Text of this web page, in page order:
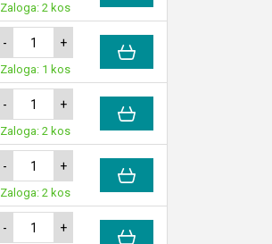
Zaloga: 2 kos
- +
Zaloga: 1 kos
- +
Zaloga: 2 kos
- +
Zaloga: 2 kos
- +